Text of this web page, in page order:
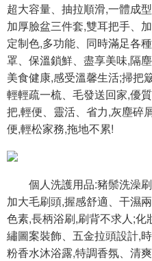
超大容量、抽拉順滑,一體成
加厚臉盆三件套,雙耳把手、
定制色,多功能、同時滿足各
罩、保溫鎖鮮、盡享美味,隔
美食健康,感受溫馨生活;掃把
輕輕疏一梳、毛發送回家,優
把,輕便、靈活、省力,灰塵碎
便,輕松家務,拖地不累!
個人洗護用品:豬鬃洗澡刷
加大毛刷頭,握感舒適、干濕
色素,長柄浴刷,刷背不求人;
繡圖案裝飾、五金拉頭設計,
粉香水沐浴露,特調香氛、清